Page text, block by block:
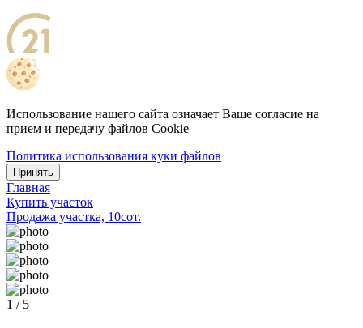
Использование нашего сайта означает Ваше согласие на
прием и передачу файлов Cookie
Политика использования куки файлов
Принять
Главная
Купить участок
Продажа участка, 10сот.
1 / 5